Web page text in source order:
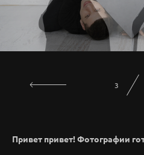
3
Привет привет! Фотографии